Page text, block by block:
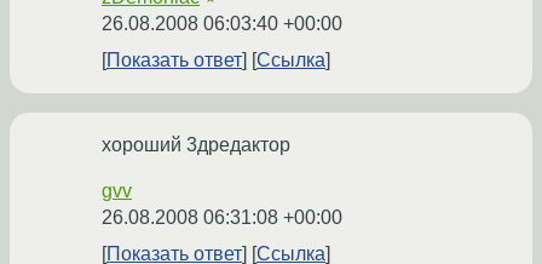
26.08.2008 06:03:40 +00:00
Показать ответ
Ссылка
хороший 3дредактор
gvv
26.08.2008 06:31:08 +00:00
Показать ответ
Ссылка